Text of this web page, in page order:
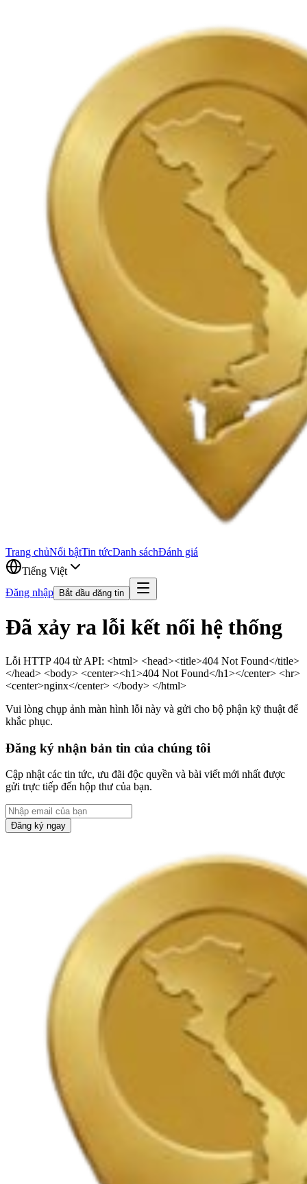
Trang chủNổi bậtTin tứcDanh sáchĐánh giá
Tiếng Việt
Đăng nhập
Bắt đầu đăng tin
Đã xảy ra lỗi kết nối hệ thống
Lỗi HTTP 404 từ API: <html> <head><title>404 Not Found</title>
</head> <body> <center><h1>404 Not Found</h1></center> <hr>
<center>nginx</center> </body> </html>
Vui lòng chụp ảnh màn hình lỗi này và gửi cho bộ phận kỹ thuật để
khắc phục.
Đăng ký nhận bản tin của chúng tôi
Cập nhật các tin tức, ưu đãi độc quyền và bài viết mới nhất được
gửi trực tiếp đến hộp thư của bạn.
Đăng ký ngay